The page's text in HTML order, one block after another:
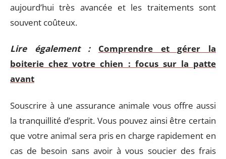
aujourd’hui très avancée et les traitements sont
souvent coûteux.
Lire également :
Comprendre et gérer la
boiterie chez votre chien : focus sur la patte
avant
Souscrire à une assurance animale vous offre aussi
la tranquillité d’esprit. Vous pouvez ainsi être certain
que votre animal sera pris en charge rapidement en
cas de besoin sans avoir à vous soucier des frais